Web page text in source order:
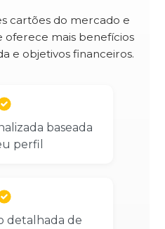
cartões do mercado e
mais benefícios
e objetivos financeiros.
baseada
perfil
detalhada de